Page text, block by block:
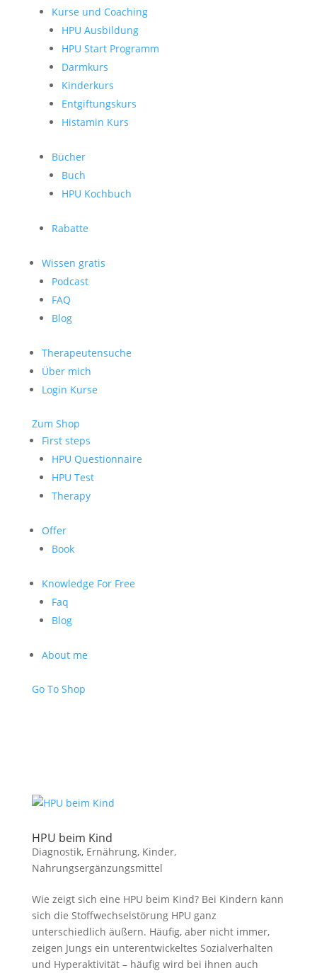
Kurse und Coaching
HPU Ausbildung
HPU Start Programm
Darmkurs
Kinderkurs
Entgiftungskurs
Histamin Kurs
Bücher
Buch
HPU Kochbuch
Rabatte
Wissen gratis
Podcast
FAQ
Blog
Therapeutensuche
Über mich
Login Kurse
Zum Shop
First steps
HPU Questionnaire
HPU Test
Therapy
Offer
Book
Knowledge For Free
Faq
Blog
About me
Go To Shop
HPU beim Kind
Diagnostik, Ernährung, Kinder,
Nahrungsergänzungsmittel
Wie zeigt sich eine HPU beim Kind? Bei Kindern kann
sich die Stoffwechselstörung HPU ganz
unterschiedlich äußern. Häufig, aber nicht immer,
zeigen Jungs ein unterentwickeltes Sozialverhalten
und Hyperaktivität – häufig wird bei ihnen auch